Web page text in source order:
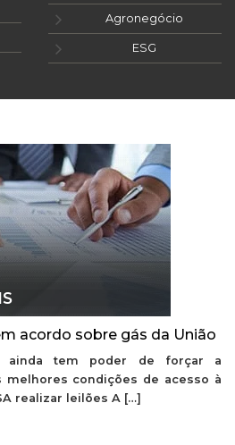
Agronegócio
ESG
acordo sobre gás da União
ainda tem poder de forçar a
melhores condições de acesso à
realizar leilões A […]